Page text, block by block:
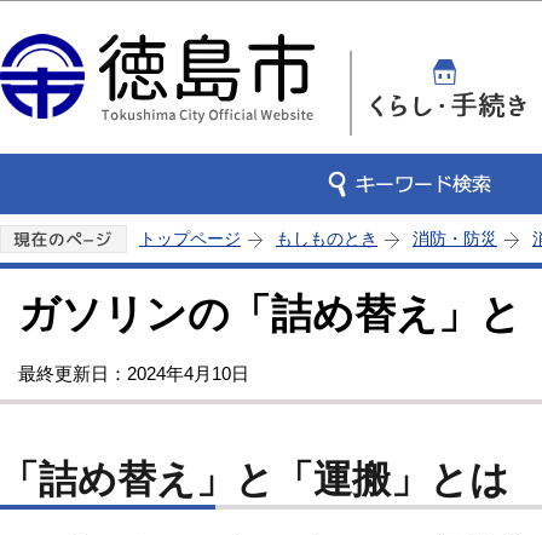
トップページ もしものとき 消防・防災
ガソリンの「詰め替え」と
最終更新日：2024年4月10日
「詰め替え」と「運搬」とは